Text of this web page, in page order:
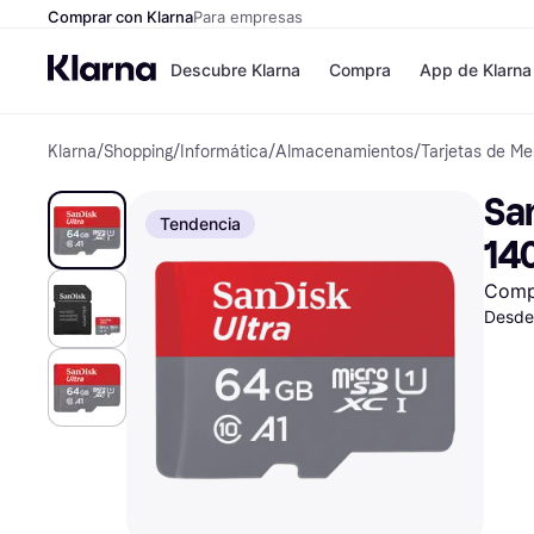
Comprar con KlarnaPara empresas
Descubre Klarna
Formas de
Paga ahora
Paga en 3 plazos
Paga en 30 días
Financiación
Klarna en Apple
Compra
Tiendas
Zalando
JD Sports
Directorio de
App de Klarna
Klarna/Shopping/ Informática/Almacenamientos/Tarjetas de
Tendencia